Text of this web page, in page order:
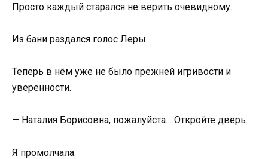
Просто каждый старался не верить очевидному.
Из бани раздался голос Леры.
Теперь в нём уже не было прежней игривости и
уверенности.
— Наталия Борисовна, пожалуйста… Откройте дверь…
Я промолчала.